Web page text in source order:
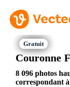
Couronne
8 096 photos
correspondant à